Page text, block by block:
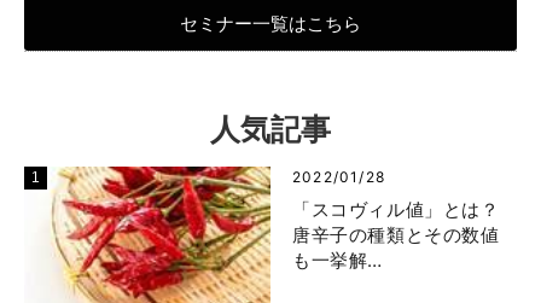
セミナー一覧はこちら
人気記事
2022/01/28
「スコヴィル値」とは？
唐辛子の種類とその数値
も一挙解…